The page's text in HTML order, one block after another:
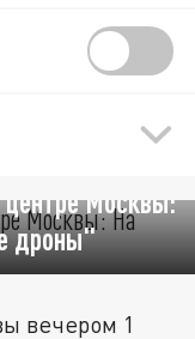
Москвы:
дроны"
вечером 1